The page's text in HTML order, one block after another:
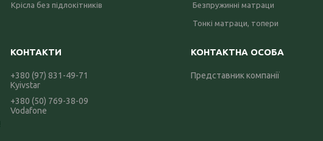
Крісла без підлокітників Безпружинні матраци
Тонкі матраци, топери
+380 (97) 831-49-71
Kyivstar
+380 (50) 769-38-09
Vodafone
Представник компанії